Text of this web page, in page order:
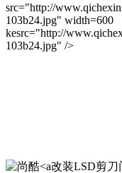
src="http://
103b24.jpg" width=600
kesrc="http://
103b24.jpg" />
改装LSD剪刀